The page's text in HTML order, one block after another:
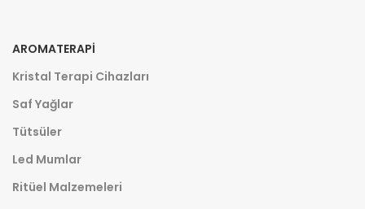
AROMATERAPI
Kristal Terapi Cihazları
Saf Yağlar
Tütsüler
Led Mumlar
Ritüel Malzemeleri